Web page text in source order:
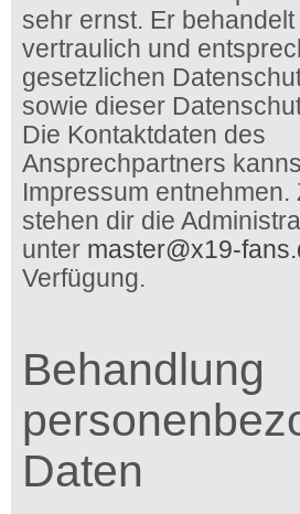
sehr ernst. Er
vertraulich und
gesetzlichen
sowie dieser
Die Kontaktdaten des
Ansprechpartners
Impressum entnehmen.
stehen dir die
unter master@x19-
Verfügung.
Behandlung
Daten